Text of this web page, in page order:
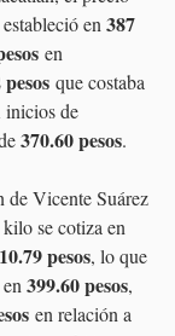
en 387
en
que costaba
inicios de
370.60 pesos.
Vicente Suárez
se cotiza en
10.79 pesos, lo que
399.60 pesos,
en relación a